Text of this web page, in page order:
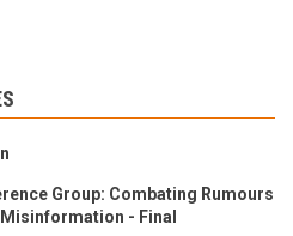
Group: Combating Rumours
- Final